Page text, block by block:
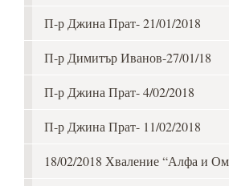
П-р Джина Прат- 21/01/2018
П-р Димитър Иванов-27/01/18
П-р Джина Прат- 4/02/2018
П-р Джина Прат- 11/02/2018
18/02/2018 Хваление “Алфа и